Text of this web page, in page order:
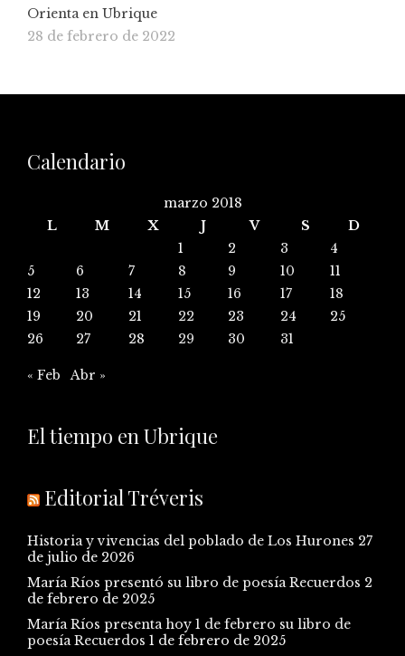
Orienta en Ubrique
28 de febrero de 2022
Calendario
marzo 2018
L
M X J V S
D
1
2 3
4
5
6 7 8 9 10
11
12
13 14 15 16 17
18
19
20 21 22 23 24
25
26
27 28 29 30 31
« Feb Abr »
El tiempo en Ubrique
Editorial Tréveris
Historia y vivencias del poblado de Los Hurones 27
de julio de 2026
María Ríos presentó su libro de poesía Recuerdos 2
de febrero de 2025
María Ríos presenta hoy 1 de febrero su libro de
poesía Recuerdos 1 de febrero de 2025